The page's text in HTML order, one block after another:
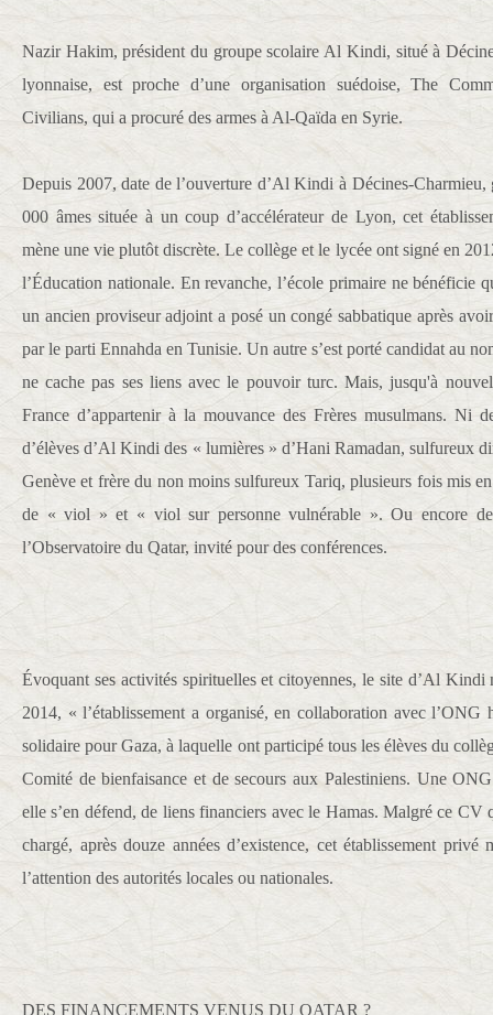
Nazir Hakim, président du groupe scolaire Al Kindi, situé à
lyonnaise, est proche d’une organisation suédoise, The
Civilians, qui a procuré des armes à Al-Qaïda en Syrie.
Depuis 2007, date de l’ouverture d’Al Kindi à Décines-Charmieu,
000 âmes située à un coup d’accélérateur de Lyon, cet
mène une vie plutôt discrète. Le collège et le lycée ont signé en
l’Éducation nationale. En revanche, l’école primaire ne bénéficie
un ancien proviseur adjoint a posé un congé sabbatique après
par le parti Ennahda en Tunisie. Un autre s’est porté candidat au
ne cache pas ses liens avec le pouvoir turc. Mais, jusqu'à
France d’appartenir à la mouvance des Frères musulmans. Ni
d’élèves d’Al Kindi des « lumières » d’Hani Ramadan, sulfureux
Genève et frère du non moins sulfureux Tariq, plusieurs fois mis
de « viol » et « viol sur personne vulnérable ». Ou encore
l’Observatoire du Qatar, invité pour des conférences.
Évoquant ses activités spirituelles et citoyennes, le site d’Al Kindi
2014, « l’établissement a organisé, en collaboration avec l’ONG
solidaire pour Gaza, à laquelle ont participé tous les élèves du
Comité de bienfaisance et de secours aux Palestiniens. Une
elle s’en défend, de liens financiers avec le Hamas. Malgré ce CV
chargé, après douze années d’existence, cet établissement privé
l’attention des autorités locales ou nationales.
DES FINANCEMENTS VENUS DU QATAR ?